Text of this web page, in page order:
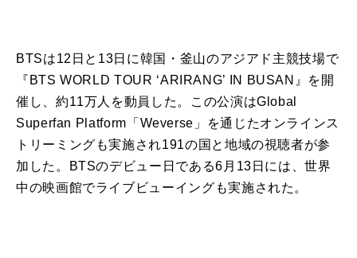
BTSは12日と13日に韓国・ 釜山のアジアド主競技場で
『 BTS WORLD TOUR ‘ARIRANG’ IN BUSAN』を開
催し、 約11万人 を動員し た 。 この公演はGlobal
Superfan Platform「Weverse」
を通じ たオンラインス
トリーミングも実施され191の国と地域の視聴者が参
加した 。 BTSのデビュー日である6月13日には、世界
中の映画館でライブビューイングも実施された 。